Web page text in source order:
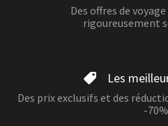
Des offres de
rigoureusement
Les
Des prix exclusifs et des
-70%